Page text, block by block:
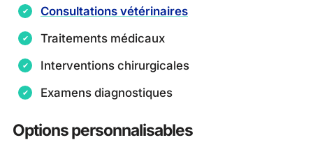
Consultations vétérinaires
Traitements médicaux
Interventions chirurgicales
Examens diagnostiques
Options personnalisables